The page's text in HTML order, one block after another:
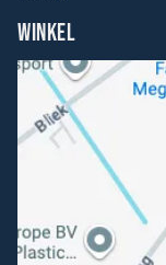
WINKEL